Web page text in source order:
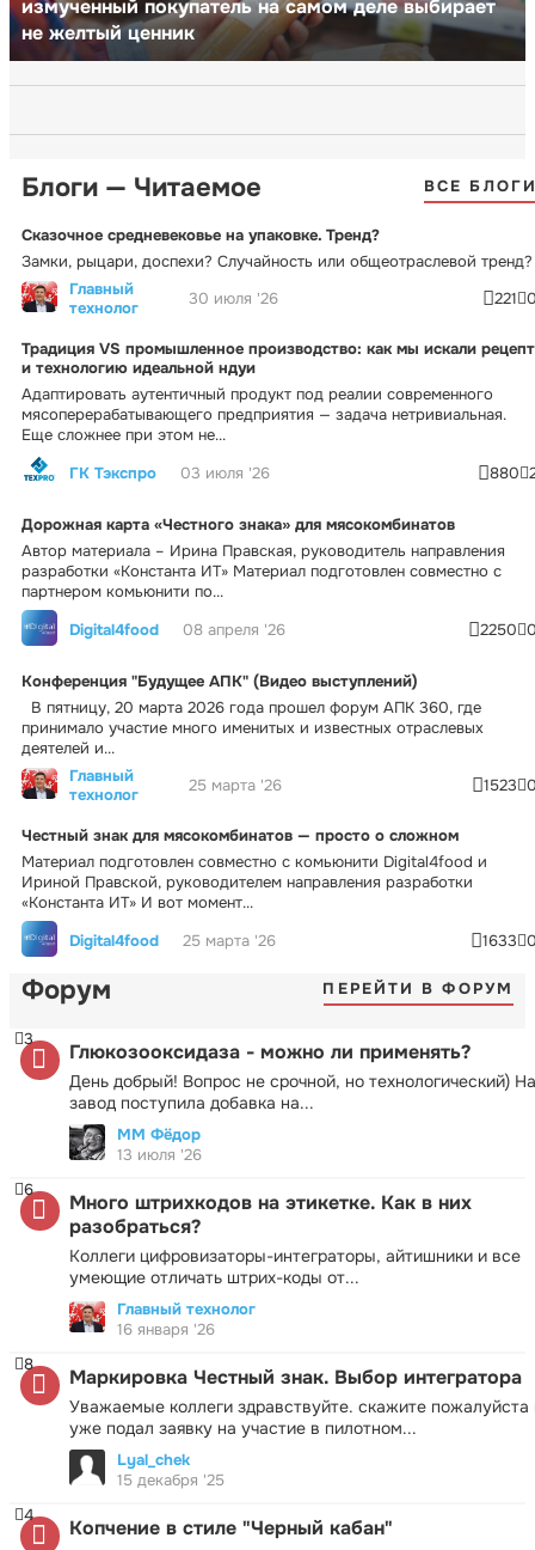
измученный покупатель на самом деле выбирает
не желтый ценник
Блоги — Читаемое ВСЕ
Сказочное средневековье на упаковке. Тренд?
Замки, рыцари, доспехи? Случайность или общеотраслевой тренд?
Главный
технолог
30 июля '26 221
Традиция VS промышленное производство: как мы искали рецепт
и технологию идеальной ндуи
Адаптировать аутентичный продукт под реалии современного
мясоперерабатывающего предприятия — задача нетривиальная.
Еще сложнее при этом не...
ГК Тэкспро
03 июля '26 880
Дорожная карта «Честного знака» для мясокомбинатов
Автор материала – Ирина Правская, руководитель направления
разработки «Константа ИТ» Материал подготовлен совместно с
партнером комьюнити по...
Digital4food
08 апреля '26 2250
Конференция "Будущее АПК" (Видео выступлений)
В пятницу, 20 марта 2026 года прошел форум АПК 360, где
принимало участие много именитых и известных отраслевых
деятелей и...
Главный
технолог
25 марта '26 1523
Честный знак для мясокомбинатов — просто о сложном
Материал подготовлен совместно с комьюнити Digital4food и
Ириной Правской, руководителем направления разработки
«Константа ИТ» И вот момент...
Digital4food
25 марта '26 1633
Форум ПЕРЕЙТИ В ФОРУМ
Глюкозооксидаза - можно ли применять?
День добрый! Вопрос не срочной, но технологический) На
завод поступила добавка на...
3
ММ Фёдор
13 июля '26
Много штрихкодов на этикетке. Как в них
разобраться?
Коллеги цифровизаторы-интеграторы, айтишники и все
умеющие отличать штрих-коды от...
6
Главный технолог
16 января '26
Маркировка Честный знак. Выбор интегратора
Уважаемые коллеги здравствуйте. скажите пожалуйста
уже подал заявку на участие в пилотном...
8
Lyal_chek
15 декабря '25
Копчение в стиле "Черный кабан"
4